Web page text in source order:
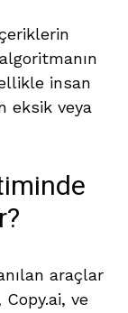
insan
eksik veya
araçlar
Copy.ai, ve